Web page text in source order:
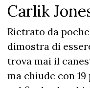
Carlik
Rietrato da
dimostra di
trova mai il
ma chiude con